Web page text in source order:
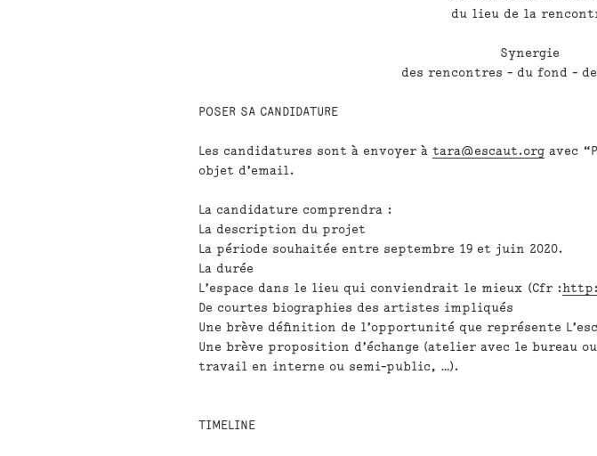
du lieu de la
Synergie
des rencontres - du fond -
POSER SA CANDIDATURE
Les candidatures sont à envoyer àtara@escaut.org avec
objet d’email.
La candidature comprendra :
La description du projet
La période souhaitée entre septembre 19 et juin 2020.
La durée
L’espace dans le lieu qui conviendrait le mieux (Cfr :
De courtes biographies des artistes impliqués
Une brève définition de l’opportunité que représente
Une brève proposition d’échange (atelier avec le bureau
travail en interne ou semi-public, …).
TIMELINE